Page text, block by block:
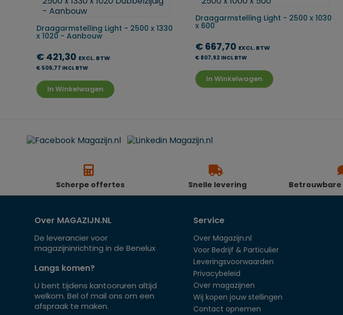
Draagarmstelling Light - 2500 x 1330
x 1020 - Aanbouw
€ 421,30 EXCL. BTW
€ 509,77 INCL BTW
In Winkelwagen
Draagarmstelling Light - 2500 x 1030
x 600
€ 667,70 EXCL. BTW
€ 807,92 INCL BTW
In Winkelwagen
Scherpe offertes Snelle levering
Over MAGAZIJN.NL
De leverancier voor
magazijninrichting in de Benelux
Langs komen?
U bent tijdens kantooruren altijd
welkom. Bel of mail ons om een
afspraak te maken.
Service
Over Magazijn.nl
Voor Bedrijf & Particulier
Leveringsvoorwaarden
Privacybeleid
Over magazijnen
Wij kopen jouw stellingen
Contact opnemen